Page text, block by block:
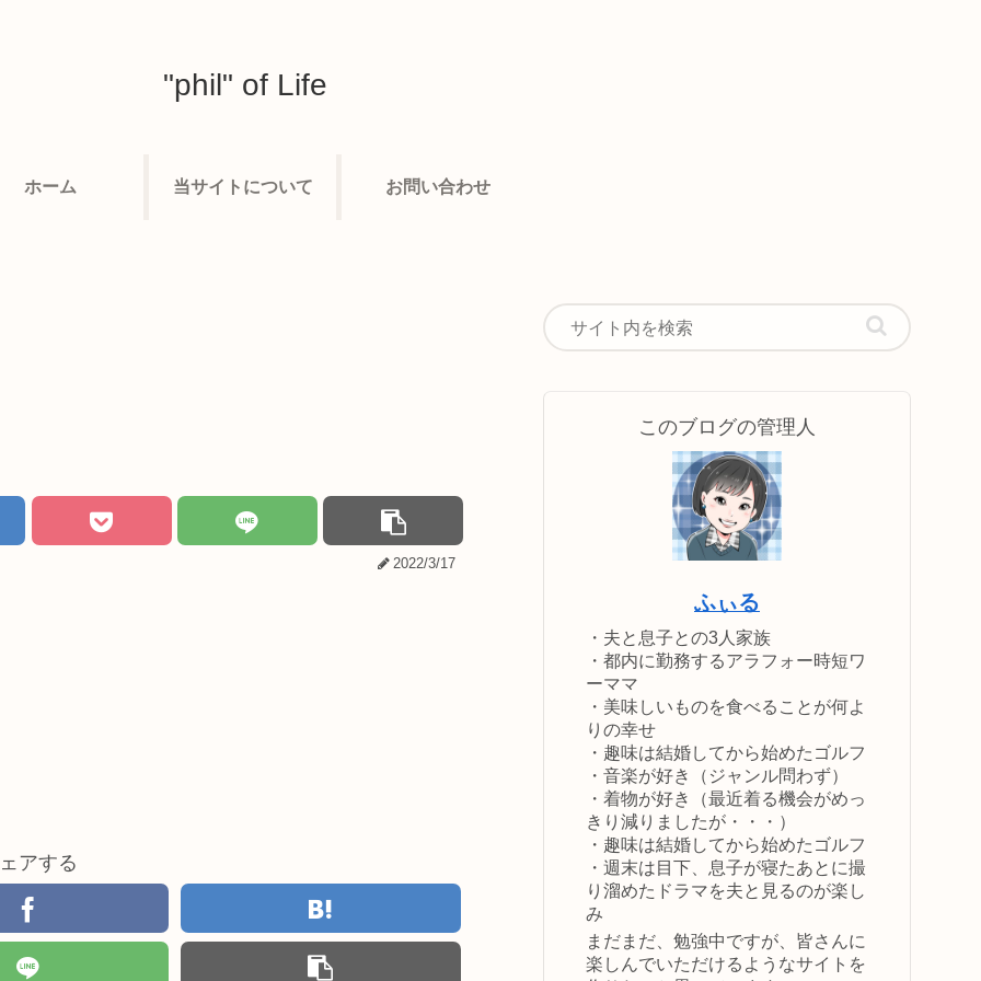
"phil" of Life
ホーム 当サイトについて お問い合わせ
2022/3/17
アする
このブログの管理人
ふぃる
・夫と息子との3人家族
・都内に勤務するアラフォー時短ワ
ーママ
・美味しいものを食べることが何よ
りの幸せ
・趣味は結婚してから始めたゴルフ
・音楽が好き（ジャンル問わず）
・着物が好き（最近着る機会がめっ
きり減りましたが・・・）
・趣味は結婚してから始めたゴルフ
・週末は目下、息子が寝たあとに撮
り溜めたドラマを夫と見るのが楽し
み
まだまだ、勉強中ですが、皆さんに
楽しんでいただけるようなサイトを